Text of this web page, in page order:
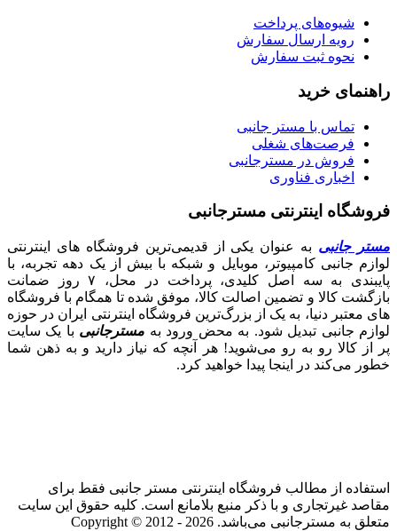
شیوه‌های پرداخت
رویه ارسال سفارش
نحوه ثبت سفارش
راهنمای خرید
تماس با مستر جانبی
فرصت‌های شغلی
فروش در مسترجانبی
اخباری فناوری
فروشگاه اینترنتی مسترجانبی
مستر جانبی به عنوان یکی از قدیمی‌ترین فروشگاه های اینترنتی
لوازم جانبی کامپیوتر، موبایل و شبکه با بیش از یک دهه تجربه، با
پایبندی به سه اصل کلیدی، پرداخت در محل، ۷ روز ضمانت
بازگشت کالا و تضمین اصالت کالا، موفق شده تا همگام با فروشگاه‌
های معتبر دنیا، به یک از بزرگ‌ترین فروشگاه اینترنتی ایران در حوزه
لوازم جانبی تبدیل شود. به محض ورود به مسترجانبی با یک سایت
پر از کالا رو به رو می‌شوید! هر آنچه که نیاز دارید و به ذهن شما
خطور می‌کند در اینجا پیدا خواهید کرد.
استفاده از مطالب فروشگاه اینترنتی مستر جانبی فقط برای
مقاصد غیرتجاری و با ذکر منبع بلامانع است. کلیه حقوق این سایت
متعلق به مسترجانبی می‌باشد. Copyright © 2012 - 2026